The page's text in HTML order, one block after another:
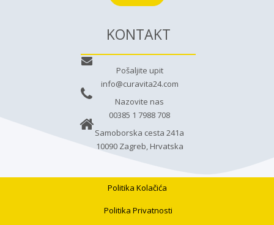
KONTAKT
Pošaljite upit
info@curavita24.com
Nazovite nas
00385 1 7988 708
Samoborska cesta 241a
10090 Zagreb, Hrvatska
Politika Privatnosti
Politika Kolačića